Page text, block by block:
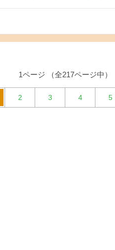
1ページ （全217ページ中）
2 3 4 5